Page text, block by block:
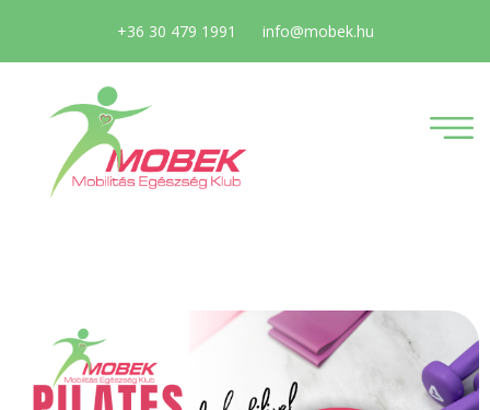
+36 30 479 1991 info@mobek.hu